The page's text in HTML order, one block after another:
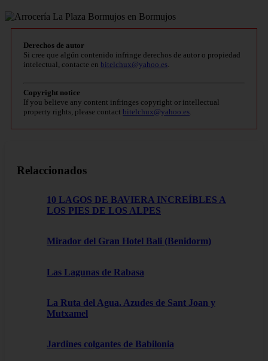
Derechos de autor
Si cree que algún contenido infringe derechos de autor o propiedad
intelectual, contacte en bitelchux@yahoo.es
Copyright notice
If you believe any content infringes copyright or intellectual
property rights, please contact bitelchux@yahoo.es
Relaccionados
10 LAGOS DE BAVIERA INCREÍBLES A
LOS PIES DE LOS ALPES
Mirador del Gran Hotel Bali (Benidorm)
Las Lagunas de Rabasa
La Ruta del Agua. Azudes de Sant Joan y
Mutxamel
Jardines colgantes de Babilonia